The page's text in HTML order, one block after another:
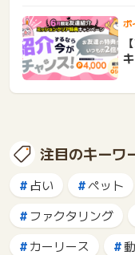
ポ
注目のキーワ
占い ペット
ファクタリング
カーリース